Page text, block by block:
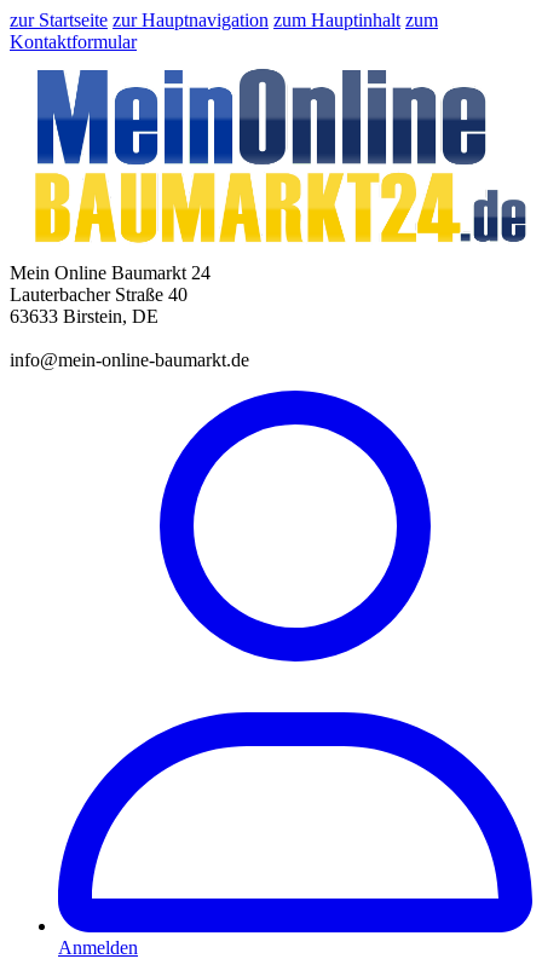
zur Startseite zur Hauptnavigation zum Hauptinhalt zum
Kontaktformular
Mein Online Baumarkt 24
Lauterbacher Straße 40
63633 Birstein, DE
info@mein-online-baumarkt.de
Anmelden